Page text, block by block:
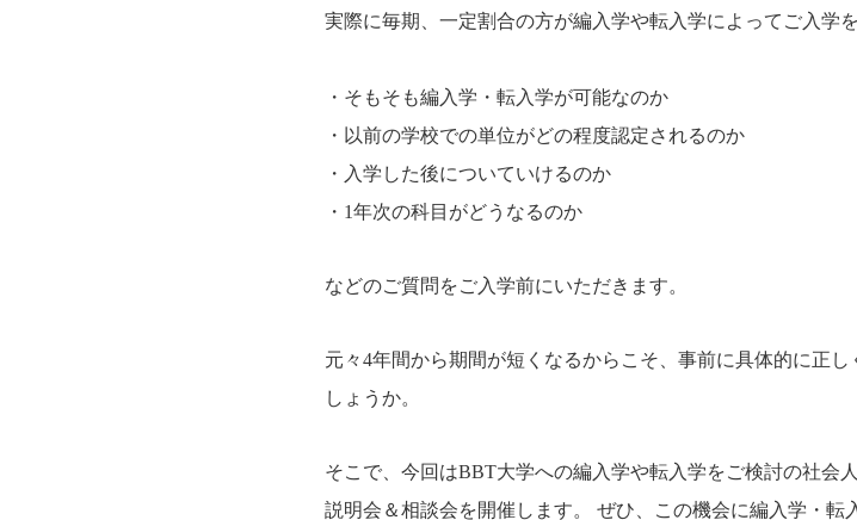
実際に毎期、一定割合の方が編入学や転入学によってご入学
・そもそも編入学・転入学が可能なのか
・以前の学校での単位がどの程度認定されるのか
・入学した後についていけるのか
・1年次の科目がどうなるのか
などのご質問をご入学前にいただきます。
元々4年間から期間が短くなるからこそ、事前に具体的に正
しょうか。
そこで、今回はBBT大学への編入学や転入学をご検討の社会
説明会＆相談会を開催します。 ぜひ、この機会に編入学・